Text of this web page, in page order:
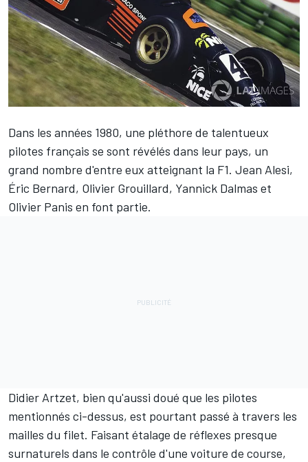
Dans les années 1980, une pléthore de talentueux
pilotes français se sont révélés dans leur pays, un
grand nombre d'entre eux atteignant la F1. Jean Alesi,
Éric Bernard, Olivier Grouillard, Yannick Dalmas et
Olivier Panis en font partie.
Didier Artzet, bien qu'aussi doué que les pilotes
mentionnés ci-dessus, est pourtant passé à travers les
mailles du filet. Faisant étalage de réflexes presque
surnaturels dans le contrôle d'une voiture de course,